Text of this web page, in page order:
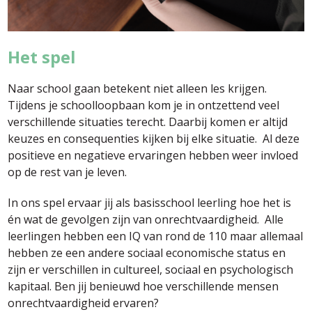
Het spel
Naar school gaan betekent niet alleen les krijgen.
Tijdens je schoolloopbaan kom je in ontzettend veel
verschillende situaties terecht. Daarbij komen er altijd
keuzes en consequenties kijken bij elke situatie. Al deze
positieve en negatieve ervaringen hebben weer invloed
op de rest van je leven.
In ons spel ervaar jij als basisschool leerling hoe het is
én wat de gevolgen zijn van onrechtvaardigheid. Alle
leerlingen hebben een IQ van rond de 110 maar allemaal
hebben ze een andere sociaal economische status en
zijn er verschillen in cultureel, sociaal en psychologisch
kapitaal. Ben jij benieuwd hoe verschillende mensen
onrechtvaardigheid ervaren?